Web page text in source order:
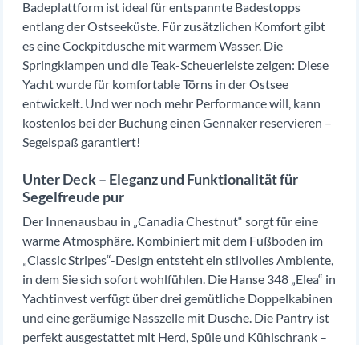
Badeplattform ist ideal für entspannte Badestopps
entlang der Ostseeküste. Für zusätzlichen Komfort gibt
es eine Cockpitdusche mit warmem Wasser. Die
Springklampen und die Teak-Scheuerleiste zeigen: Diese
Yacht wurde für komfortable Törns in der Ostsee
entwickelt. Und wer noch mehr Performance will, kann
kostenlos bei der Buchung einen Gennaker reservieren –
Segelspaß garantiert!
Unter Deck – Eleganz und Funktionalität für
Segelfreude pur
Der Innenausbau in „Canadia Chestnut“ sorgt für eine
warme Atmosphäre. Kombiniert mit dem Fußboden im
„Classic Stripes“-Design entsteht ein stilvolles Ambiente,
in dem Sie sich sofort wohlfühlen. Die Hanse 348 „Elea“ in
Yachtinvest verfügt über drei gemütliche Doppelkabinen
und eine geräumige Nasszelle mit Dusche. Die Pantry ist
perfekt ausgestattet mit Herd, Spüle und Kühlschrank –